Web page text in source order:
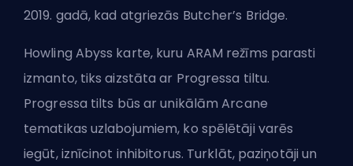
2019. gadā, kad atgriezās Butcher’s Bridge.
Howling Abyss karte, kuru ARAM režīms parasti
izmanto, tiks aizstāta ar Progressa tiltu.
Progressa tilts būs ar unikālām Arcane
tematikas uzlabojumiem, ko spēlētāji varēs
iegūt, iznīcinot inhibitorus. Turklāt, paziņotāji un